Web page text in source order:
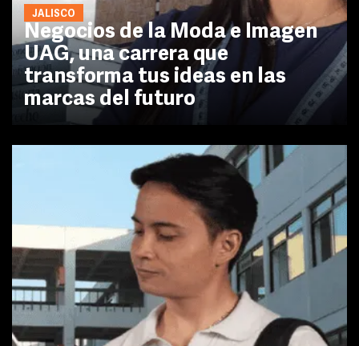
JALISCO
Negocios de la Moda e Imagen
UAG, una carrera que
transforma tus ideas en las
marcas del futuro